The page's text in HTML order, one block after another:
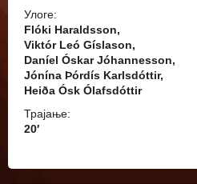
Улоге:
Flóki Haraldsson,
Viktór Leó Gíslason,
Daníel Óskar Jóhannesson,
Jónína Þórdís Karlsdóttir,
Heiða Ósk Ólafsdóttir
Трајање:
20′